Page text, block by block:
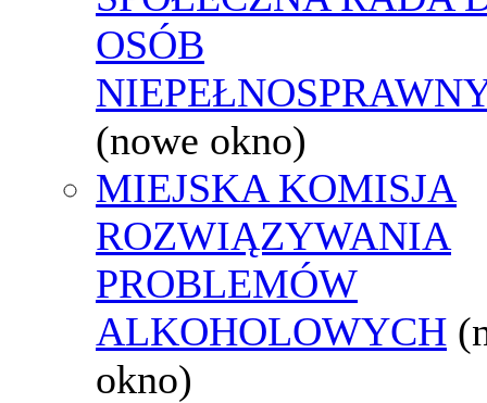
OSÓB
(nowe okno)
MIEJSKA KOMISJA
ROZWIĄZYWANIA
PROBLEMÓW
ALKOHOLOWYCH
okno)